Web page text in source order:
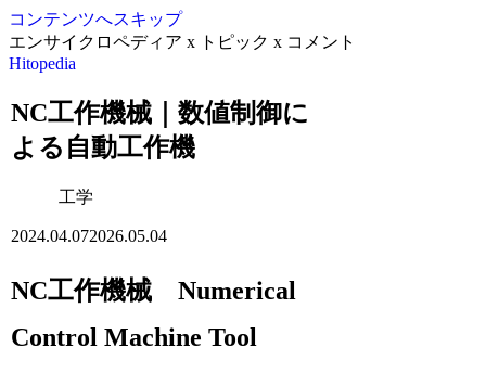
コンテンツへスキップ
エンサイクロペディア x トピック x コメント
Hitopedia
NC工作機械｜数値制御に
よる自動工作機
工学
2024.04.072026.05.04
NC工作機械 Numerical
Control Machine Tool